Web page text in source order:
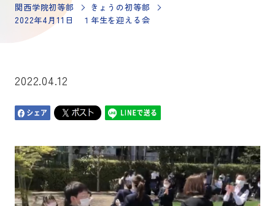
関西学院初等部
きょうの初等部
2022年4月11日 １年生を迎える会
2022.04.12